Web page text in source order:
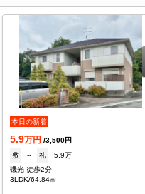
本日の新着
5.9万円 /3,500円
敷
-- 礼
5.9万
磯光 徒歩2分
3LDK/64.84㎡